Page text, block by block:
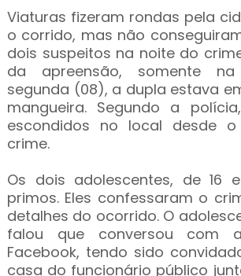
Viaturas fizeram rondas pela
o corrido, mas não
dois suspeitos na noite do
da apreensão, somente
segunda (08), a dupla estava
mangueira. Segundo a
escondidos no local desde
crime.
Os dois adolescentes, de 16
primos. Eles confessaram o
detalhes do ocorrido. O
falou que conversou com
Facebook, tendo sido
casa do funcionário público